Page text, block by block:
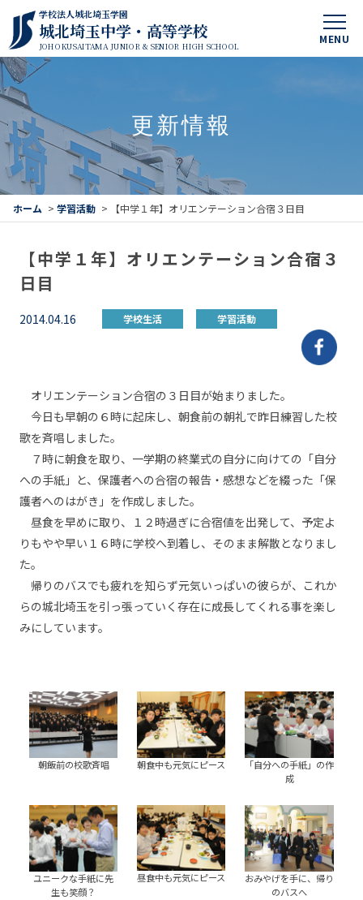
MENU
学校法人城北埼玉学園
城北埼玉中学・高等学校
JOHOKUSAITAMA JUNIOR & SENIOR HIGH SCHOOL
更新情報
ホーム > 学習活動 > 【中学１年】オリエンテーション合宿３日目
【中学１年】オリエンテーション合宿３
日目
2014.04.16 学校生活 学習活動
オリエンテーション合宿の３日目が始まりました。
今日も早朝の６時に起床し、朝食前の朝礼で昨日練習した校
歌を斉唱しました。
７時に朝食を取り、一学期の終業式の自分に向けての「自分
への手紙」と、保護者への合宿の報告・感想などを綴った「保
護者へのはがき」を作成しました。
昼食を早めに取り、１２時過ぎに合宿値を出発して、予定よ
りもやや早い１６時に学校へ到着し、そのまま解散となりまし
た。
帰りのバスでも疲れを知らず元気いっぱいの彼らが、これか
らの城北埼玉を引っ張っていく存在に成長してくれる事を楽し
みにしています。
朝飯前の校歌斉唱 朝食中も元気にピース
「自分への手紙」の作
成
ユニークな手紙に先
生も笑顔？
昼食中も元気にピース
おみやげを手に、帰り
のバスへ